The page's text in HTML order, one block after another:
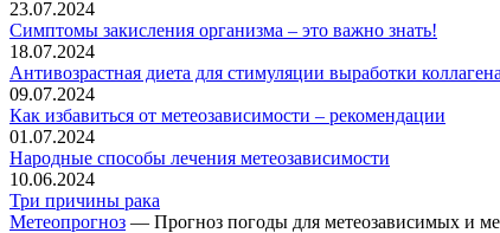
23.07.2024
Симптомы закисления организма – это важно знать!
18.07.2024
Антивозрастная диета для стимуляции выработки коллагена
09.07.2024
Как избавиться от метеозависимости – рекомендации
01.07.2024
Народные способы лечения метеозависимости
10.06.2024
Три причины рака
Метеопрогноз — Прогноз погоды для метеозависимых и